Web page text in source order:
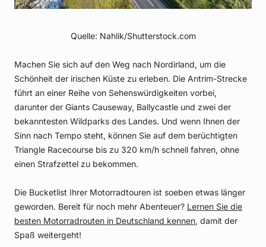
Quelle: Nahlik/Shutterstock.com
Machen Sie sich auf den Weg nach Nordirland, um die
Schönheit der irischen Küste zu erleben. Die Antrim-Strecke
führt an einer Reihe von Sehenswürdigkeiten vorbei,
darunter der Giants Causeway, Ballycastle und zwei der
bekanntesten Wildparks des Landes. Und wenn Ihnen der
Sinn nach Tempo steht, können Sie auf dem berüchtigten
Triangle Racecourse bis zu 320 km/h schnell fahren, ohne
einen Strafzettel zu bekommen.
Die Bucketlist Ihrer Motorradtouren ist soeben etwas länger
geworden. Bereit für noch mehr Abenteuer? Lernen Sie die
besten Motorradrouten in Deutschland kennen, damit der
Spaß weitergeht!